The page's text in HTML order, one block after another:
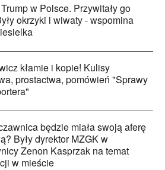
w Polsce. Przywitały go
okrzyki i wiwaty - wspomina
kłamie i kopie! Kulisy
prostactwa, pomówień "Sprawy
będzie miała swoją aferę
Były dyrektor MZGK w
Zenon Kasprzak na temat
w mieście